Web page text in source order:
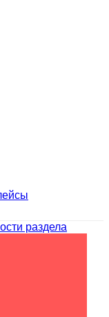
раздела